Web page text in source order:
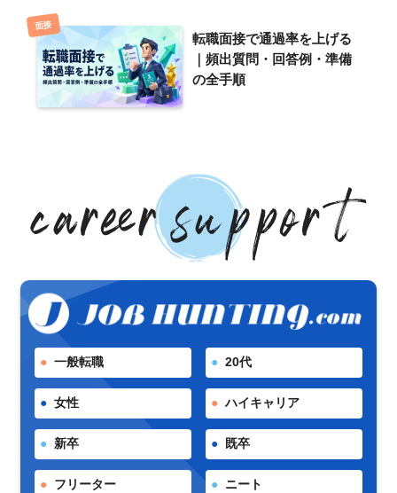
面接
転職面接で通過率を上げる
｜頻出質問・回答例・準備
の全手順
一般転職 20代
女性 ハイキャリア
新卒 既卒
フリーター ニート